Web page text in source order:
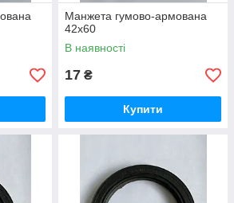
Манжета гумово-армована
42х60
В наявності
17 ₴
Купити